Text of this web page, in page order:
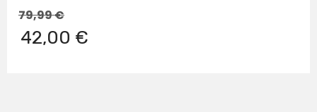
79,99€
42,00 €